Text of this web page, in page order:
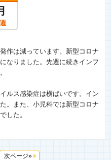
作は減っています。新型コロナ
なりました。先週に続きインフ
ルス感染症は横ばいです。イン
。また、小児科では新型コロナ
した。
次ページ»